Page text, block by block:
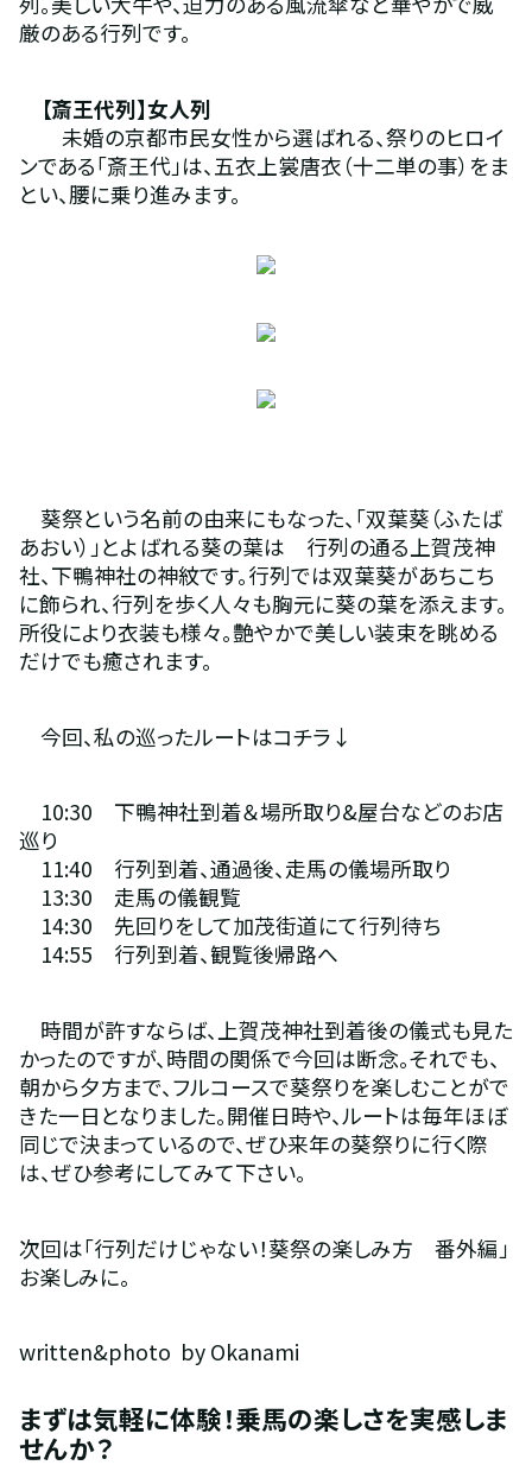
厳のある行列です。
【斎王代列】女人列
未婚の京都市民女性から選ばれる、祭りのヒロイ
ンである「斎王代」は、五衣上裳唐衣（十二単の事）をま
とい、腰に乗り進みます。
葵祭という名前の由来にもなった、「双葉葵（ふたば
あおい）」とよばれる葵の葉は　行列の通る上賀茂神
社、下鴨神社の神紋です。行列では双葉葵があちこち
に飾られ、行列を歩く人々も胸元に葵の葉を添えます。
所役により衣装も様々。艶やかで美しい装束を眺める
だけでも癒されます。
今回、私の巡ったルートはコチラ↓
10:30　下鴨神社到着＆場所取り&屋台などのお店
巡り
11:40　行列到着、通過後、走馬の儀場所取り
13:30　走馬の儀観覧
14:30　先回りをして加茂街道にて行列待ち
14:55　行列到着、観覧後帰路へ
時間が許すならば、上賀茂神社到着後の儀式も見た
かったのですが、時間の関係で今回は断念。それでも、
朝から夕方まで、フルコースで葵祭りを楽しむことがで
きた一日となりました。開催日時や、ルートは毎年ほぼ
同じで決まっているので、ぜひ来年の葵祭りに行く際
は、ぜひ参考にしてみて下さい。
次回は「行列だけじゃない！葵祭の楽しみ方　番外編」
お楽しみに。
written&photo  by Okanami
まずは気軽に体験！乗馬の楽しさを実感しま
せんか？